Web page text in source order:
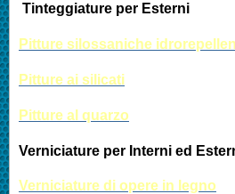
Tinteggiature per Esterni
Pitture silossaniche
Pitture ai silicati
Pitture al quarzo
Verniciature per Interni ed
Verniciature di opere in legno